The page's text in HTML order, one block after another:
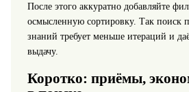
После этого аккуратно добавляйте
осмысленную сортировку. Так поиск
знаний требует меньше итераций и
выдачу.
Коротко: приёмы,